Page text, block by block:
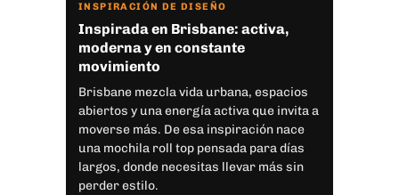
INSPIRACIÓN DE DISEÑO
Inspirada en Brisbane: activa,
moderna y en constante
movimiento
Brisbane mezcla vida urbana, espacios
abiertos y una energía activa que invita a
moverse más. De esa inspiración nace
una mochila roll top pensada para días
largos, donde necesitas llevar más sin
perder estilo.